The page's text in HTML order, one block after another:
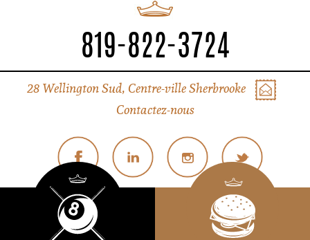
819-822-3724
28 Wellington Sud, Centre-ville Sherbrooke
Contactez-nous
© Tous droits réservés Liverpool Sherbrooke